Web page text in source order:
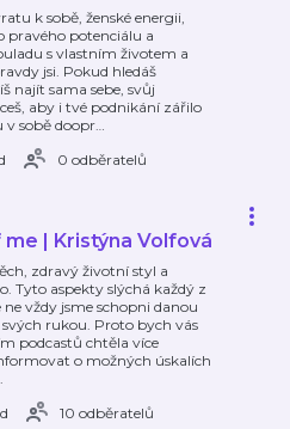
k sobě, ženské energii,
pravého potenciálu a
s vlastním životem a
jsi. Pokud hledáš
najít sama sebe, svůj
aby i tvé podnikání zářilo
v sobě doopr…
0 odběratelů
| Kristýna Volfová
zdravý životní styl a
Tyto aspekty slýchá každý z
ne vždy jsme schopni danou
rukou. Proto bych vás
podcastů chtěla více
o možných úskalích
10 odběratelů